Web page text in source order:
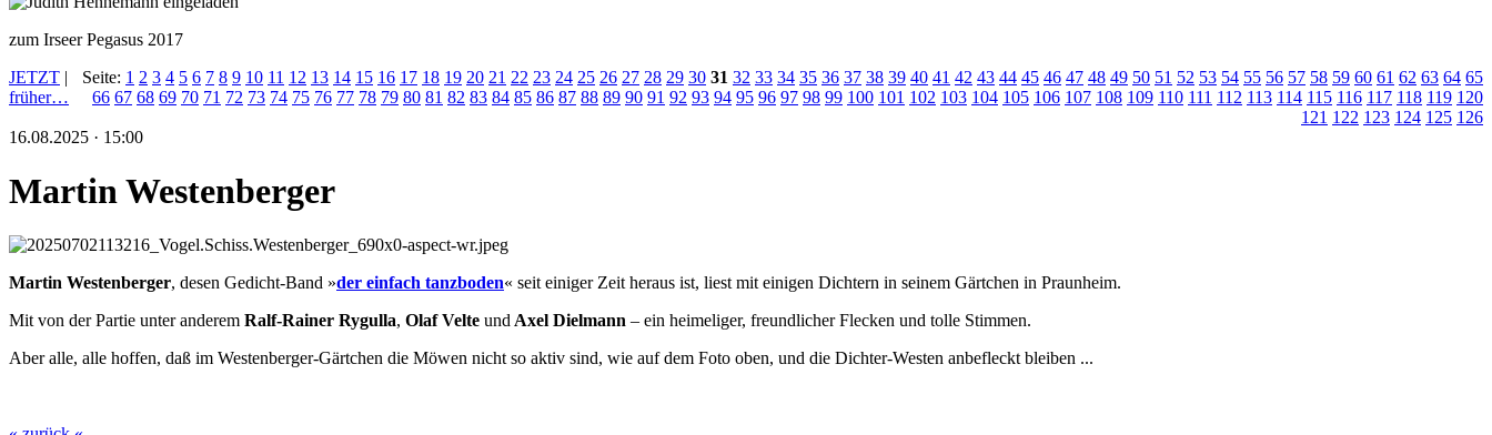
zum Irseer Pegasus 2017
JETZT |
früher…
Seite: 1 2 3 4 5 6 7 8 9 10 11 12 13 14 15 16 17 18 19 20 21 22 23 24 25 26 27 28 29 30 31 32 33 34 35 36 37 38 39 40 41 42 43 44 45 46 47 48 49 50 51 52 53 54 55 56 57 58 59 60 61 62 63 64 65
66 67 68 69 70 71 72 73 74 75 76 77 78 79 80 81 82 83 84 85 86 87 88 89 90 91 92 93 94 95 96 97 98 99 100 101 102 103 104 105 106 107 108 109 110 111 112 113 114 115 116 117 118 119 120
121 122 123 124 125 126
16.08.2025 · 15:00
Martin Westenberger
Martin Westenberger, desen Gedicht-Band »der einfach tanzboden« seit einiger Zeit heraus ist, liest mit einigen Dichtern in seinem Gärtchen in Praunheim.
Mit von der Partie unter anderem Ralf-Rainer Rygulla, Olaf Velte undAxel Dielmann – ein heimeliger, freundlicher Flecken und tolle Stimmen.
Aber alle, alle hoffen, daß im Westenberger-Gärtchen die Möwen nicht so aktiv sind, wie auf dem Foto oben, und die Dichter-Westen anbefleckt bleiben ...